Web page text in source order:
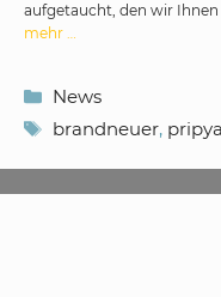
aufgetaucht, den wir
mehr …
Kategorien
News
Schlagwörter
brandneuer,